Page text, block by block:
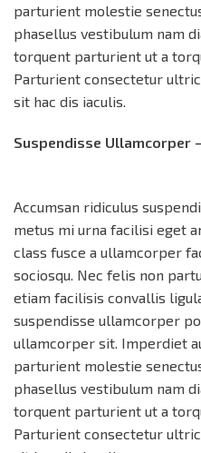
parturient molestie
phasellus vestibulum nam
torquent parturient ut a
Parturient consectetur
sit hac dis iaculis.
Suspendisse Ullamcorper –
Accumsan ridiculus
metus mi urna facilisi eget
class fusce a ullamcorper
sociosqu. Nec felis non
etiam facilisis convallis
suspendisse ullamcorper
ullamcorper sit. Imperdiet
parturient molestie
phasellus vestibulum nam
torquent parturient ut a
Parturient consectetur